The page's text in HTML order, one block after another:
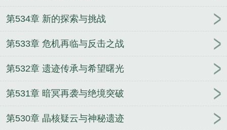
读
重生之末日归途免费阅读
重生
我打爆元朝当开国皇帝 都市修仙：我穿越到了五千
宙
浮生一梦长安劫
游戏公司？这分明是科技巨头
NBA：满级封盖的我只想训练
无缘高考，边境杀成
人族战神！
我的捉鬼女友 《重生后，她成了权臣黑
月光》阮凝玉谢凌
震惊！男主绝嗣，我嘎嘎能生
鬼
第534章 新的探索与挑战
第533章 危机再临与反击之战
第532章 遗迹传承与希望曙光
第531章 暗冥再袭与绝境突破
第530章 晶核疑云与神秘遗迹